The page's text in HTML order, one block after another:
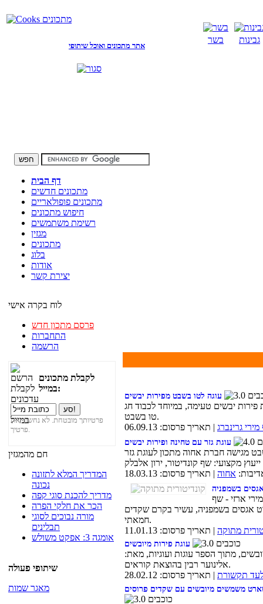
אתר מתכונים ואוכל שיתופי
בשר גבינות
דף הבית
מתכונים חדשים
מתכונים פופולאריים
חיפוש מתכונים
רשימת משתמשים
מגזין
מתכונים
בלוג
אודות
יצירת קשר
לוח בקרה אישי
פרסם מתכון חדש
התחברות
הרשמה
לקבלת מתכונים
במייל:
פרטיותך מובטחת. לא נחשוף את
פרטיך.
חם מהמגזין
המדריך המלא לתזונה
נכונה
מדריך להכנת סוגי קפה
הכר את חלקי הפרה
מורה נבוכים לסוגי
תבלינים
אומגה 3: אפקט משולש
שיתופי פעולה
מאגר שמות
עוגה לטו בשבט מפירות יבשים
פירות יבשים טעימה, במיוחד לכבוד חג
טו בשבט.
גרינברג | תאריך פרסום: 06.09.13
עוגת גזר עם טחינה ופירות יבשים
מגישה חברת אחוה מתכון לעוגת גזר
אחוה | תאריך פרסום: 18.03.13
ארזי - שף
אגסים בשמפניה, עשיר בקרם שקדים
חמאתי.
מתוקה | תאריך פרסום: 11.01.13
עוגת פירות מיובשים
מתוך הספר עוגות ועוגיות, מאת:
אלינוער רבין בהוצאת קוראים.
תקשורת | תאריך פרסום: 28.02.12
משמשים מיובשים עם שקדים פרוסים